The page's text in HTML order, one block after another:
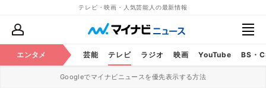
テレビ・映画・人気芸能人の最新情報
エンタメ 芸能 テレビ ラジオ 映画 YouTube BS・
Googleでマイナビニュースを優先表示する方法